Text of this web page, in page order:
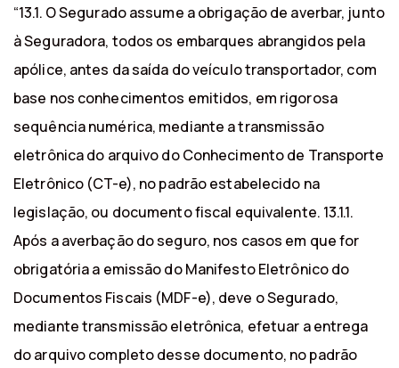
“13.1. O Segurado assume a obrigação de averbar, junto
à Seguradora, todos os embarques abrangidos pela
apólice, antes da saída do veículo transportador, com
base nos conhecimentos emitidos, em rigorosa
sequência numérica, mediante a transmissão
eletrônica do arquivo do Conhecimento de Transporte
Eletrônico (CT-e), no padrão estabelecido na
legislação, ou documento fiscal equivalente. 13.1.1.
Após a averbação do seguro, nos casos em que for
obrigatória a emissão do Manifesto Eletrônico do
Documentos Fiscais (MDF-e), deve o Segurado,
mediante transmissão eletrônica, efetuar a entrega
do arquivo completo desse documento, no padrão